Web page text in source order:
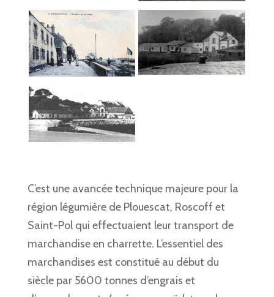
C’est une avancée technique majeure pour la
région légumière de Plouescat, Roscoff et
Saint-Pol qui effectuaient leur transport de
marchandise en charrette. L’essentiel des
marchandises est constitué au début du
siècle par 5600 tonnes d’engrais et